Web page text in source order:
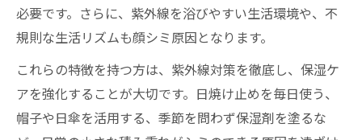
必要です。さらに、紫外線を浴びやすい生活環境や、不
規則な生活リズムも顔シミ原因となります。
これらの特徴を持つ方は、紫外線対策を徹底し、保湿ケ
アを強化することが大切です。日焼け止めを毎日使う、
帽子や日傘を活用する、季節を問わず保湿剤を塗るな